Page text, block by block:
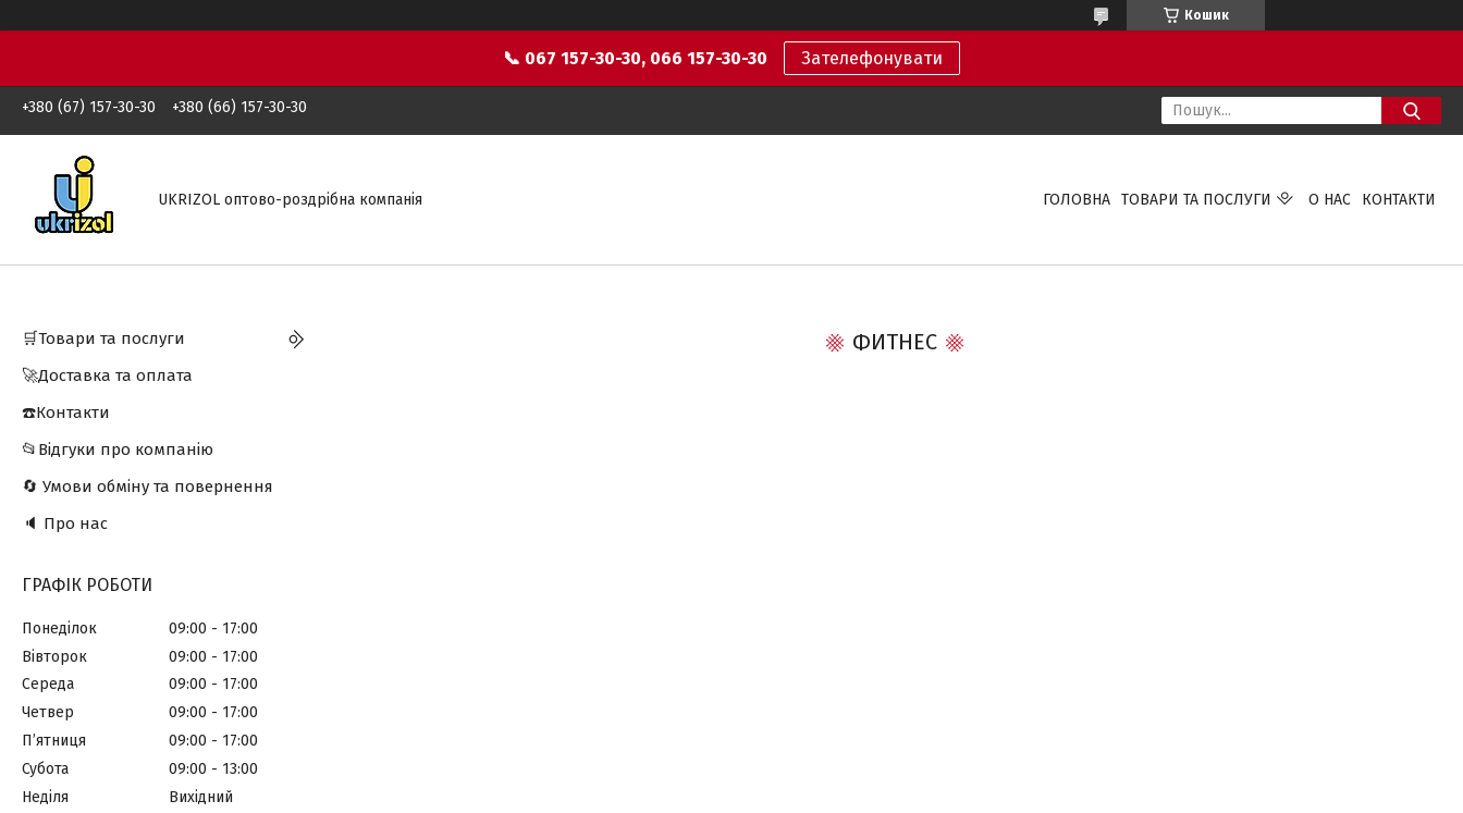
Кошик
📞 067 157-30-30, 066 157-30-30 Зателефонувати
+380 (67) 157-30-30 +380 (66) 157-30-30
UKRIZOL оптово-роздрібна компанія ГОЛОВНА ТОВАРИ ТА ПОСЛУГИ О НАС КОНТАКТИ
ФИТНЕС
🛒Товари та послуги
🚀Доставка та оплата
☎️Контакти
📂Відгуки про компанію
🔄 Умови обміну та повернення
🔈 Про нас
ГРАФІК РОБОТИ
Понеділок 09:00
17:00
Вівторок
09:00
17:00
Середа
09:00
17:00
Четвер
09:00
17:00
Пʼятниця
09:00
17:00
Субота
09:00
13:00
Неділя
Вихідний